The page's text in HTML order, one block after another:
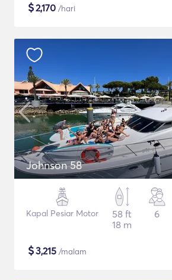
$2,170 /hari
Johnson 58
Kapal Pesiar Motor
58 ft
18 m
6
$3,215 /malam